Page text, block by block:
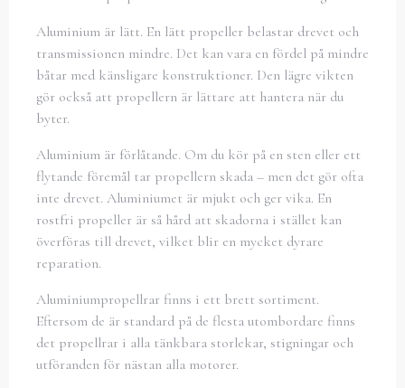
Aluminium är lätt. En lätt propeller belastar drevet och
transmissionen mindre. Det kan vara en fördel på mindre
båtar med känsligare konstruktioner. Den lägre vikten
gör också att propellern är lättare att hantera när du
byter.
Aluminium är förlåtande. Om du kör på en sten eller ett
flytande föremål tar propellern skada – men det gör ofta
inte drevet. Aluminiumet är mjukt och ger vika. En
rostfri propeller är så hård att skadorna i stället kan
överföras till drevet, vilket blir en mycket dyrare
reparation.
Aluminiumpropellrar finns i ett brett sortiment.
Eftersom de är standard på de flesta utombordare finns
det propellrar i alla tänkbara storlekar, stigningar och
utföranden för nästan alla motorer.